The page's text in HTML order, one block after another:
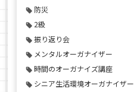
防災
2級
振り返り会
メンタルオーガナイザー
時間のオーガナイズ講座
シニア生活環境オーガナイザー